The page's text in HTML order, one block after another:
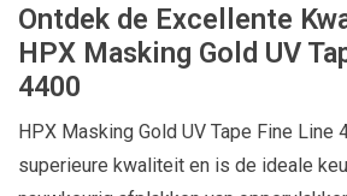
Ontdek de Excellente
HPX Masking Gold UV
4400
HPX Masking Gold UV Tape Fine Line
superieure kwaliteit en is de ideale